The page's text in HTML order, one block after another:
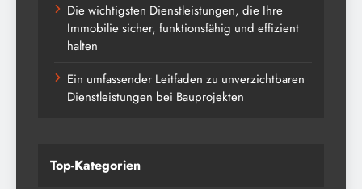
Die wichtigsten Dienstleistungen, die Ihre
Immobilie sicher, funktionsfähig und effizient
halten
Ein umfassender Leitfaden zu unverzichtbaren
Dienstleistungen bei Bauprojekten
Top-Kategorien